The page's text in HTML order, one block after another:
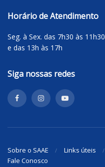
Horário de Atendimento
Seg. à Sex. das 7h30 às 11h30
e das 13h às 17h
Siga nossas redes
Sobre o SAAE Links úteis
Fale Conosco